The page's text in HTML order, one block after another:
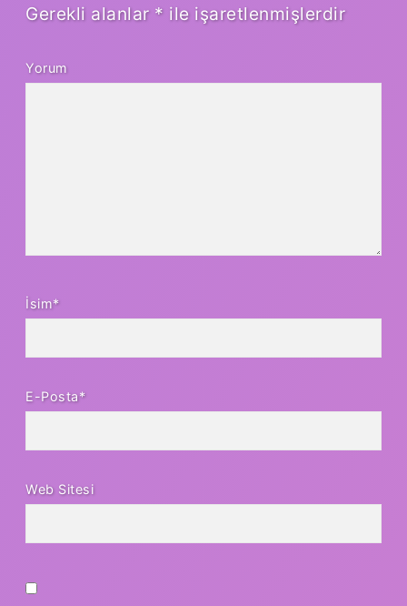
Gerekli alanlar * ile işaretlenmişlerdir
Yorum
İsim*
E-Posta*
Web Sitesi